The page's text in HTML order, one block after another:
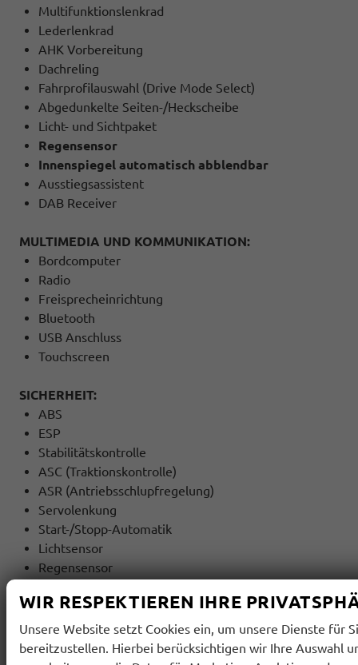
Multifunktionslenkrad
Lederlenkrad
AHK Vorbereitung
Dachreling
Fahrprofilauswahl (Drive Mode Select)
Abgedunkelte Seiten-/Heckscheibe
Licht- und Sichtpaket
Regensensor
Innenspiegel automatisch abblendbar
Ausstiegsassistent
DAB Receiver
MULTIMEDIA UND KOMMUNIKATION:
Bordcomputer
Radio
Freisprecheinrichtung
Bluetooth
USB Anschluss
Touchscreen
SICHERHEIT:
ABS
ESP
Stabilitätskontrolle
ASC (Traktionskontrolle)
ASR (Antriebsschlupfregelung)
Servolenkung
Start-/Stopp-Automatik
Lichtsensor
Regensensor
Berganfahrassistent
Abstandswarner
Notbremsassistent (F.A.)
WIR RESPEKTIEREN IHRE
Unsere Website setzt Cookies ein, um unsere Dienste für
bereitzustellen. Hierbei berücksichtigen wir Ihre Auswahl